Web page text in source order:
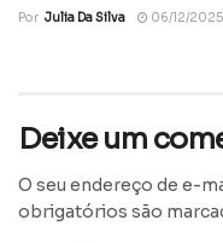
Por Julia Da Silva 06/12/2025
Deixe um
O seu endereço de e-
obrigatórios são